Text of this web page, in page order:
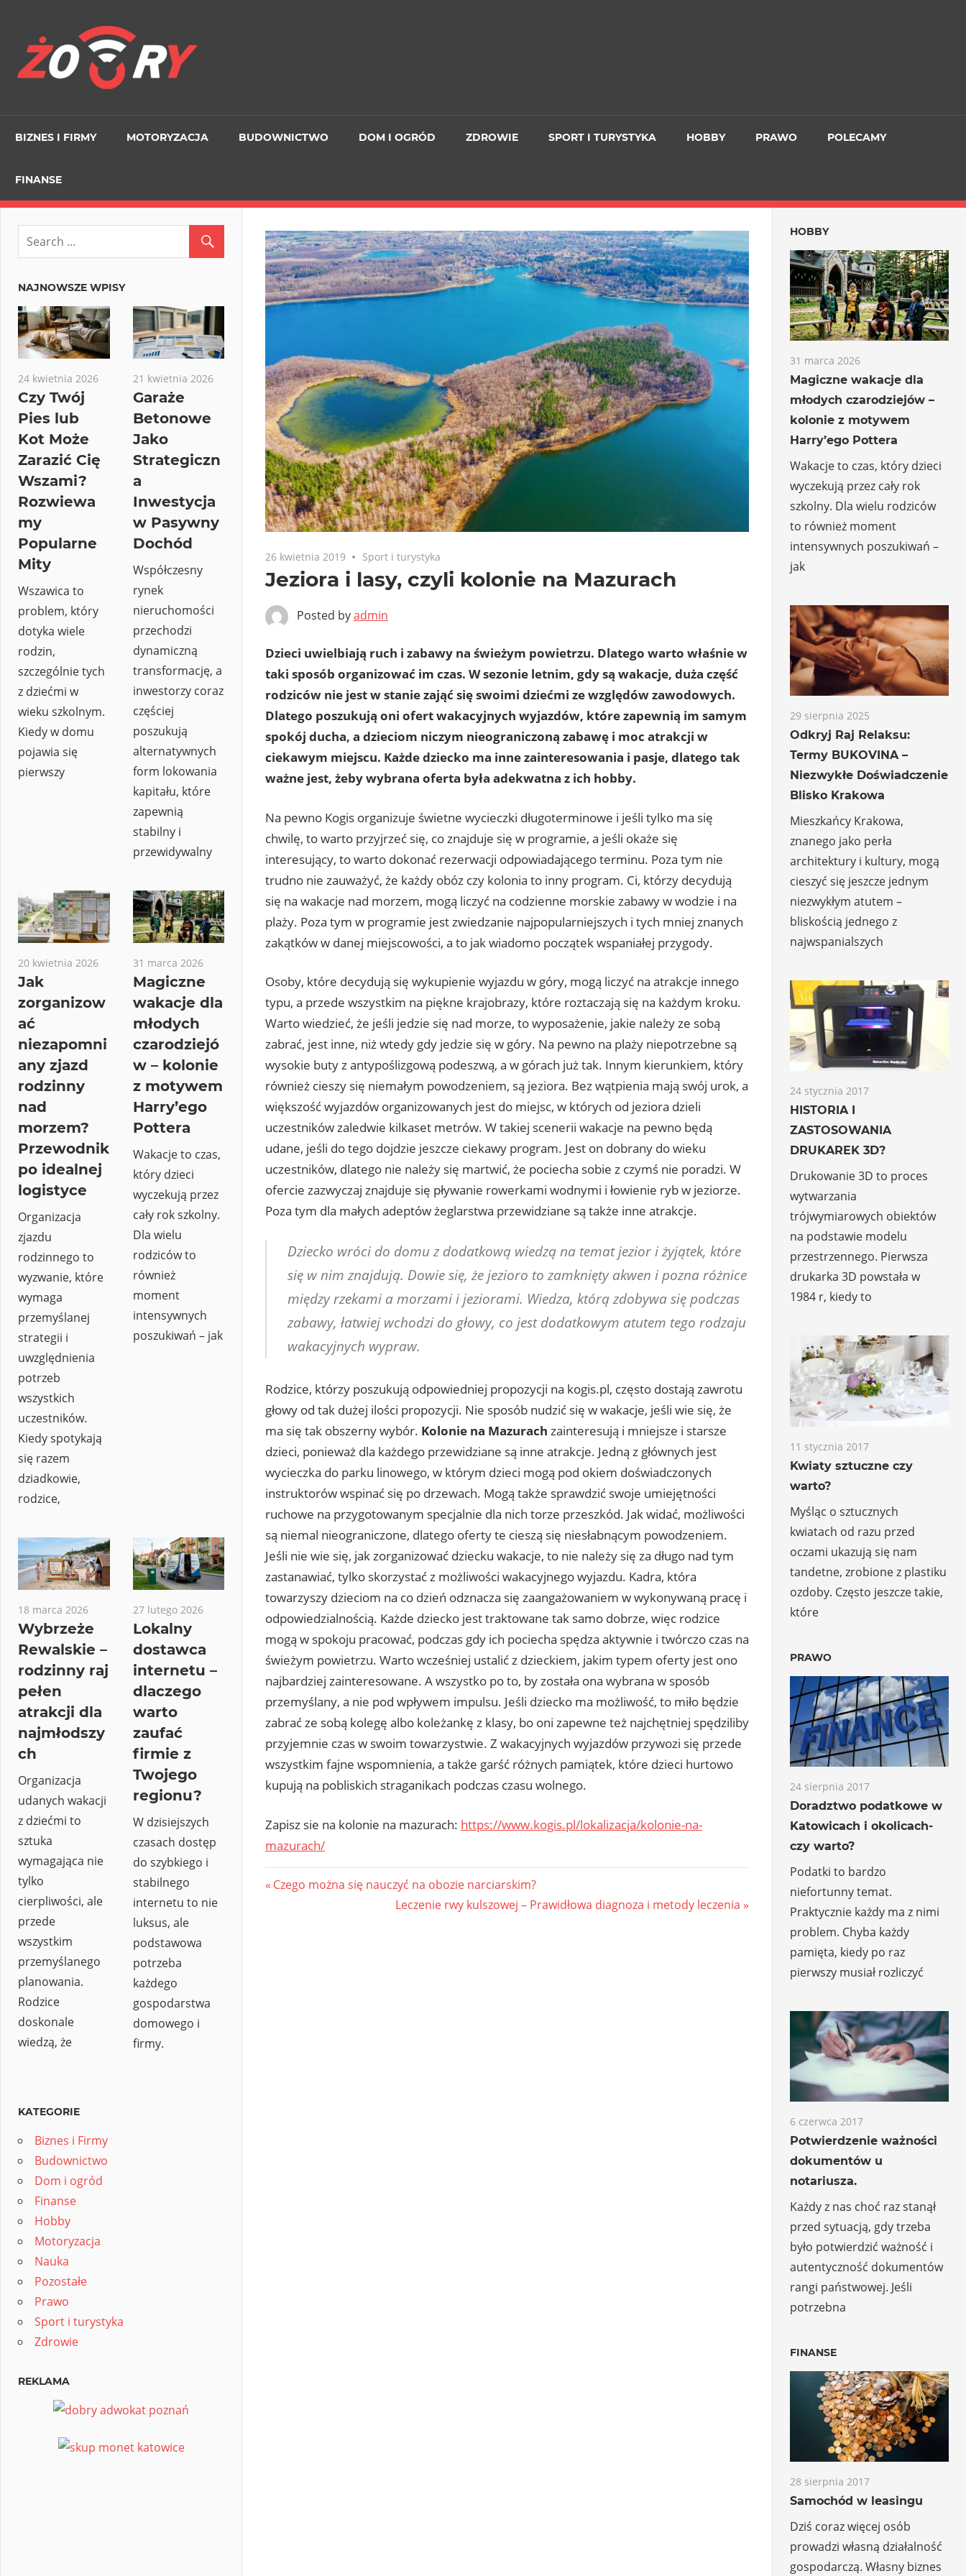
content
BIZNES I FIRMY MOTORYZACJA BUDOWNICTWO DOM I OGRÓD ZDROWIE SPORT I TURYSTYKA HOBBY PRAWO POLECAMY
FINANSE
26 kwietnia 2019 Sport i turystyka
Jeziora i lasy, czyli kolonie na Mazurach
Posted byadmin
Dzieci uwielbiają ruch i zabawy na świeżym powietrzu. Dlatego warto właśnie w
taki sposób organizować im czas. W sezonie letnim, gdy są wakacje, duża część
rodziców nie jest w stanie zająć się swoimi dziećmi ze względów zawodowych.
Dlatego poszukują oni ofert wakacyjnych wyjazdów, które zapewnią im samym
spokój ducha, a dzieciom niczym nieograniczoną zabawę i moc atrakcji w
ciekawym miejscu. Każde dziecko ma inne zainteresowania i pasje, dlatego tak
ważne jest, żeby wybrana oferta była adekwatna z ich hobby.
Na pewno Kogis organizuje świetne wycieczki długoterminowe i jeśli tylko ma się
chwilę, to warto przyjrzeć się, co znajduje się w programie, a jeśli okaże się
interesujący, to warto dokonać rezerwacji odpowiadającego terminu. Poza tym nie
trudno nie zauważyć, że każdy obóz czy kolonia to inny program. Ci, którzy decydują
się na wakacje nad morzem, mogą liczyć na codzienne morskie zabawy w wodzie i na
plaży. Poza tym w programie jest zwiedzanie najpopularniejszych i tych mniej znanych
zakątków w danej miejscowości, a to jak wiadomo początek wspaniałej przygody.
Osoby, które decydują się wykupienie wyjazdu w góry, mogą liczyć na atrakcje innego
typu, a przede wszystkim na piękne krajobrazy, które roztaczają się na każdym kroku.
Warto wiedzieć, że jeśli jedzie się nad morze, to wyposażenie, jakie należy ze sobą
zabrać, jest inne, niż wtedy gdy jedzie się w góry. Na pewno na plaży niepotrzebne są
wysokie buty z antypoślizgową podeszwą, a w górach już tak. Innym kierunkiem, który
również cieszy się niemałym powodzeniem, są jeziora. Bez wątpienia mają swój urok, a
większość wyjazdów organizowanych jest do miejsc, w których od jeziora dzieli
uczestników zaledwie kilkaset metrów. W takiej scenerii wakacje na pewno będą
udane, jeśli do tego dojdzie jeszcze ciekawy program. Jest on dobrany do wieku
uczestników, dlatego nie należy się martwić, że pociecha sobie z czymś nie poradzi. W
ofercie zazwyczaj znajduje się pływanie rowerkami wodnymi i łowienie ryb w jeziorze.
Poza tym dla małych adeptów żeglarstwa przewidziane są także inne atrakcje.
Dziecko wróci do domu z dodatkową wiedzą na temat jezior i żyjątek, które
się w nim znajdują. Dowie się, że jezioro to zamknięty akwen i pozna różnice
między rzekami a morzami i jeziorami. Wiedza, którą zdobywa się podczas
zabawy, łatwiej wchodzi do głowy, co jest dodatkowym atutem tego rodzaju
wakacyjnych wypraw.
Rodzice, którzy poszukują odpowiedniej propozycji na kogis.pl, często dostają zawrotu
głowy od tak dużej ilości propozycji. Nie sposób nudzić się w wakacje, jeśli wie się, że
ma się tak obszerny wybór. Kolonie na Mazurach zainteresują i mniejsze i starsze
dzieci, ponieważ dla każdego przewidziane są inne atrakcje. Jedną z głównych jest
wycieczka do parku linowego, w którym dzieci mogą pod okiem doświadczonych
instruktorów wspinać się po drzewach. Mogą także sprawdzić swoje umiejętności
ruchowe na przygotowanym specjalnie dla nich torze przeszkód. Jak widać, możliwości
są niemal nieograniczone, dlatego oferty te cieszą się niesłabnącym powodzeniem.
Jeśli nie wie się, jak zorganizować dziecku wakacje, to nie należy się za długo nad tym
zastanawiać, tylko skorzystać z możliwości wakacyjnego wyjazdu. Kadra, która
towarzyszy dzieciom na co dzień odznacza się zaangażowaniem w wykonywaną pracę i
odpowiedzialnością. Każde dziecko jest traktowane tak samo dobrze, więc rodzice
mogą w spokoju pracować, podczas gdy ich pociecha spędza aktywnie i twórczo czas na
świeżym powietrzu. Warto wcześniej ustalić z dzieckiem, jakim typem oferty jest ono
najbardziej zainteresowane. A wszystko po to, by została ona wybrana w sposób
przemyślany, a nie pod wpływem impulsu. Jeśli dziecko ma możliwość, to miło będzie
zabrać ze sobą kolegę albo koleżankę z klasy, bo oni zapewne też najchętniej spędziliby
przyjemnie czas w swoim towarzystwie. Z wakacyjnych wyjazdów przywozi się przede
wszystkim fajne wspomnienia, a także garść różnych pamiątek, które dzieci hurtowo
kupują na pobliskich straganikach podczas czasu wolnego.
Zapisz sie na kolonie na mazurach: https://www.kogis.pl/lokalizacja/kolonie-na-
mazurach/
Nawigacja
Previous
Czego można się nauczyć na obozie narciarskim?
Next
Leczenie rwy kulszowej – Prawidłowa diagnoza i metody leczenia
NAJNOWSZE WPISY
24 kwietnia 2026
Czy Twój
Pies lub
Kot Może
Zarazić Cię
Wszami?
Rozwiewa
my
Popularne
Mity
Wszawica to
problem, który
dotyka wiele
rodzin,
szczególnie tych
z dziećmi w
wieku szkolnym.
Kiedy w domu
pojawia się
pierwszy
21 kwietnia 2026
Garaże
Betonowe
Jako
Strategiczn
a
Inwestycja
w Pasywny
Dochód
Współczesny
rynek
nieruchomości
przechodzi
dynamiczną
transformację, a
inwestorzy coraz
częściej
poszukują
alternatywnych
form lokowania
kapitału, które
zapewnią
stabilny i
przewidywalny
20 kwietnia 2026
Jak
zorganizow
ać
niezapomni
any zjazd
rodzinny
nad
morzem?
Przewodnik
po idealnej
logistyce
Organizacja
zjazdu
rodzinnego to
wyzwanie, które
wymaga
przemyślanej
strategii i
uwzględnienia
potrzeb
wszystkich
uczestników.
Kiedy spotykają
się razem
dziadkowie,
rodzice,
31 marca 2026
Magiczne
wakacje dla
młodych
czarodziejó
w – kolonie
z motywem
Harry’ego
Pottera
Wakacje to czas,
który dzieci
wyczekują przez
cały rok szkolny.
Dla wielu
rodziców to
również
moment
intensywnych
poszukiwań – jak
18 marca 2026
Wybrzeże
Rewalskie –
rodzinny raj
pełen
atrakcji dla
najmłodszy
ch
Organizacja
udanych wakacji
z dziećmi to
sztuka
wymagająca nie
tylko
cierpliwości, ale
przede
wszystkim
przemyślanego
planowania.
Rodzice
doskonale
wiedzą, że
27 lutego 2026
Lokalny
dostawca
internetu –
dlaczego
warto
zaufać
firmie z
Twojego
regionu?
W dzisiejszych
czasach dostęp
do szybkiego i
stabilnego
internetu to nie
luksus, ale
podstawowa
potrzeba
każdego
gospodarstwa
domowego i
firmy.
KATEGORIE
Biznes i Firmy
Budownictwo
Dom i ogród
Finanse
Hobby
Motoryzacja
Nauka
Pozostałe
Prawo
Sport i turystyka
Zdrowie
REKLAMA
HOBBY
31 marca 2026
Magiczne wakacje dla
młodych czarodziejów –
kolonie z motywem
Harry’ego Pottera
Wakacje to czas, który dzieci
wyczekują przez cały rok
szkolny. Dla wielu rodziców
to również moment
intensywnych poszukiwań –
jak
29 sierpnia 2025
Odkryj Raj Relaksu:
Termy BUKOVINA –
Niezwykłe Doświadczenie
Blisko Krakowa
Mieszkańcy Krakowa,
znanego jako perła
architektury i kultury, mogą
cieszyć się jeszcze jednym
niezwykłym atutem –
bliskością jednego z
najwspanialszych
24 stycznia 2017
HISTORIA I
ZASTOSOWANIA
DRUKAREK 3D?
Drukowanie 3D to proces
wytwarzania
trójwymiarowych obiektów
na podstawie modelu
przestrzennego. Pierwsza
drukarka 3D powstała w
1984 r, kiedy to
11 stycznia 2017
Kwiaty sztuczne czy
warto?
Myśląc o sztucznych
kwiatach od razu przed
oczami ukazują się nam
tandetne, zrobione z plastiku
ozdoby. Często jeszcze takie,
które
PRAWO
24 sierpnia 2017
Doradztwo podatkowe w
Katowicach i okolicach-
czy warto?
Podatki to bardzo
niefortunny temat.
Praktycznie każdy ma z nimi
problem. Chyba każdy
pamięta, kiedy po raz
pierwszy musiał rozliczyć
6 czerwca 2017
Potwierdzenie ważności
dokumentów u
notariusza.
Każdy z nas choć raz stanął
przed sytuacją, gdy trzeba
było potwierdzić ważność i
autentyczność dokumentów
rangi państwowej. Jeśli
potrzebna
FINANSE
28 sierpnia 2017
Samochód w leasingu
Dziś coraz więcej osób
prowadzi własną działalność
gospodarczą. Własny biznes